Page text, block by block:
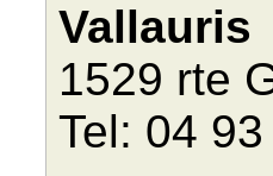
Vallauris
1529 rte
Tel: 04